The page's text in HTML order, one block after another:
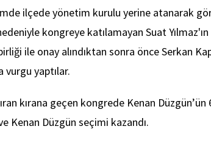
ilçede yönetim kurulu yerine atanarak
kongreye katılamayan Suat
ile onay alındıktan sonra önce Serkan
vurgu yaptılar.
geçen kongrede Kenan Düzgün’ün
Kenan Düzgün seçimi kazandı.